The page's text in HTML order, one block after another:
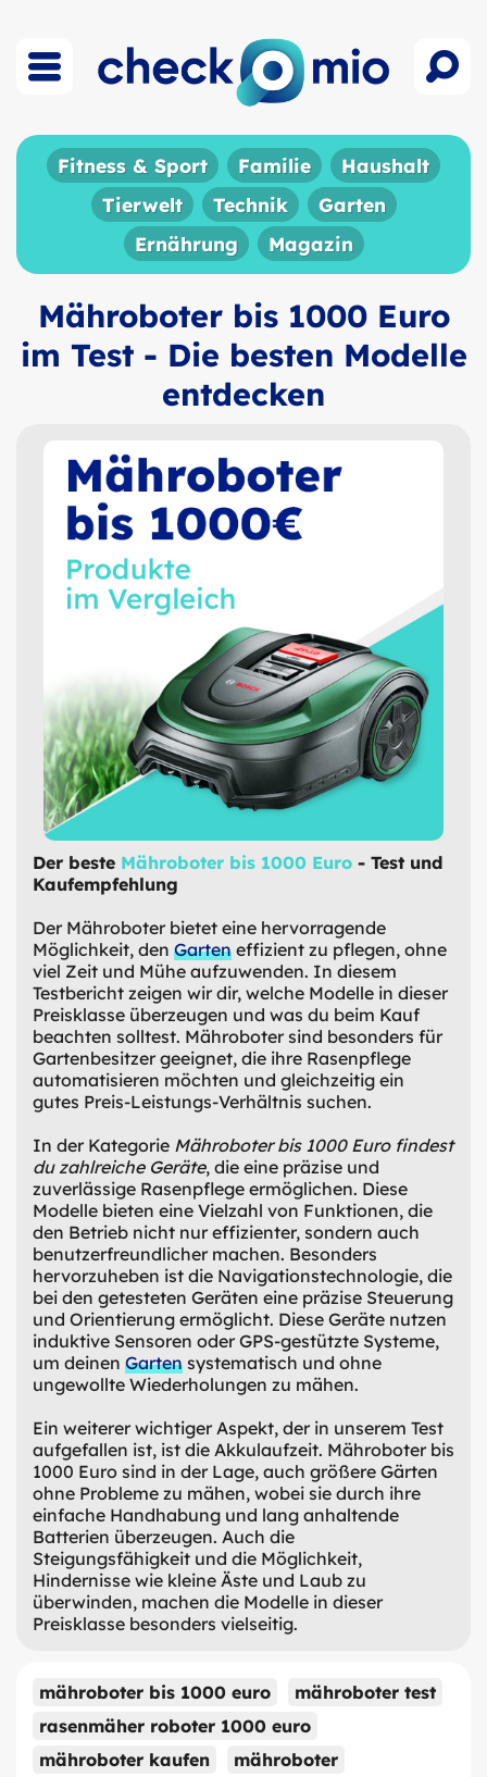
Fitness & Sport Familie
Haushalt
Tierwelt
Technik
Garten
Ernährung
Magazin
Mähroboter bis 1000 Euro
im Test - Die besten Modelle
entdecken
Der beste Mähroboter bis 1000 Euro - Test und
Kaufempfehlung
Der Mähroboter bietet eine hervorragende
Möglichkeit, den Garten effizient zu pflegen, ohne
viel Zeit und Mühe aufzuwenden. In diesem
Testbericht zeigen wir dir, welche Modelle in dieser
Preisklasse überzeugen und was du beim Kauf
beachten solltest. Mähroboter sind besonders für
Gartenbesitzer geeignet, die ihre Rasenpflege
automatisieren möchten und gleichzeitig ein
gutes Preis-Leistungs-Verhältnis suchen.
In der Kategorie Mähroboter bis 1000 Euro findest
du zahlreiche Geräte, die eine präzise und
zuverlässige Rasenpflege ermöglichen. Diese
Modelle bieten eine Vielzahl von Funktionen, die
den Betrieb nicht nur effizienter, sondern auch
benutzerfreundlicher machen. Besonders
hervorzuheben ist die Navigationstechnologie, die
bei den getesteten Geräten eine präzise Steuerung
und Orientierung ermöglicht. Diese Geräte nutzen
induktive Sensoren oder GPS-gestützte Systeme,
um deinen Garten systematisch und ohne
ungewollte Wiederholungen zu mähen.
Ein weiterer wichtiger Aspekt, der in unserem Test
aufgefallen ist, ist die Akkulaufzeit. Mähroboter bis
1000 Euro sind in der Lage, auch größere Gärten
ohne Probleme zu mähen, wobei sie durch ihre
einfache Handhabung und lang anhaltende
Batterien überzeugen. Auch die
Steigungsfähigkeit und die Möglichkeit,
Hindernisse wie kleine Äste und Laub zu
überwinden, machen die Modelle in dieser
Preisklasse besonders vielseitig.
mähroboter bis 1000 euro
mähroboter test
rasenmäher roboter 1000 euro
mähroboter kaufen
mähroboter